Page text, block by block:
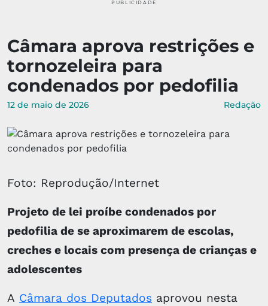
PUBLICIDADE
Câmara aprova restrições e
tornozeleira para
condenados por pedofilia
12 de maio de 2026 Redação
Foto: Reprodução/Internet
Projeto de lei proíbe condenados por
pedofilia de se aproximarem de escolas,
creches e locais com presença de crianças e
adolescentes
A Câmara dos Deputados aprovou nesta